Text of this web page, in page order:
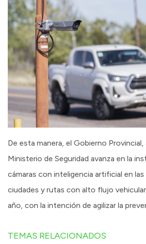
De esta manera, el Gobierno Provincial,
Ministerio de Seguridad avanza en la
cámaras con inteligencia artificial en las
ciudades y rutas con alto flujo
año, con la intención de agilizar la
TEMAS RELACIONADOS